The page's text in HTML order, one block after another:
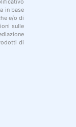
in base
e/o di
sulle
di